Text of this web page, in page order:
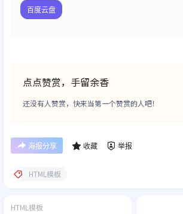
百度云盘
点点赞赏，手留余香
还没有人赞赏，快来当第一个赞赏的人吧！
海报分享 收藏 举报
HTML模板
HTML模板